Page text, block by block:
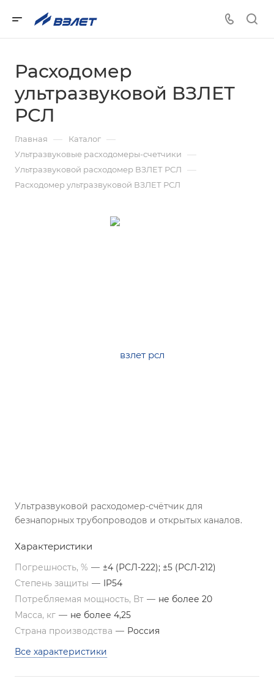
Расходомер
ультразвуковой ВЗЛЕТ
РСЛ
Главная — Каталог —
Ультразвуковые расходомеры-счетчики —
Ультразвуковой расходомер ВЗЛЕТ РСЛ —
Расходомер ультразвуковой ВЗЛЕТ РСЛ
Ультразвуковой расходомер-счётчик для
безнапорных трубопроводов и открытых каналов.
Характеристики
Погрешность, % — ±4 (РСЛ-222); ±5 (РСЛ-212)
Степень защиты — IP54
Потребляемая мощность, Вт — не более 20
Масса, кг — не более 4,25
Страна производства — Россия
Все характеристики